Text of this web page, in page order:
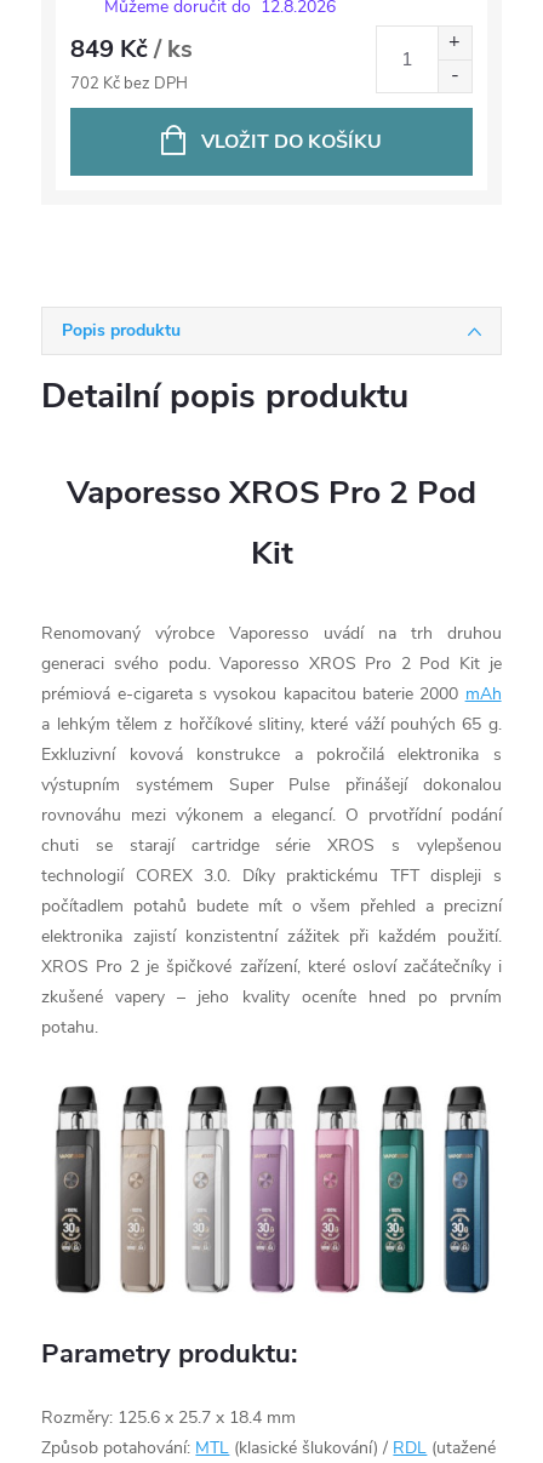
Můžeme doručit do 12.8.2026
849 Kč/ ks
702 Kč bez DPH
VLOŽIT DO KOŠÍKU
Popis produktu
Detailní popis produktu
Vaporesso XROS Pro 2 Pod
Kit
Renomovaný výrobce Vaporesso uvádí na trh druhou
generaci svého podu. Vaporesso XROS Pro 2 Pod Kit je
prémiová e-cigareta s vysokou kapacitou baterie 2000 mAh
a lehkým tělem z hořčíkové slitiny, které váží pouhých 65 g.
Exkluzivní kovová konstrukce a pokročilá elektronika s
výstupním systémem Super Pulse přinášejí dokonalou
rovnováhu mezi výkonem a elegancí. O prvotřídní podání
chuti se starají cartridge série XROS s vylepšenou
technologií COREX 3.0. Díky praktickému TFT displeji s
počítadlem potahů budete mít o všem přehled a precizní
elektronika zajistí konzistentní zážitek při každém použití.
XROS Pro 2 je špičkové zařízení, které osloví začátečníky i
zkušené vapery – jeho kvality oceníte hned po prvním
potahu.
Parametry produktu:
Rozměry: 125.6 x 25.7 x 18.4 mm
Způsob potahování: MTL (klasické šlukování) / RDL (utažené